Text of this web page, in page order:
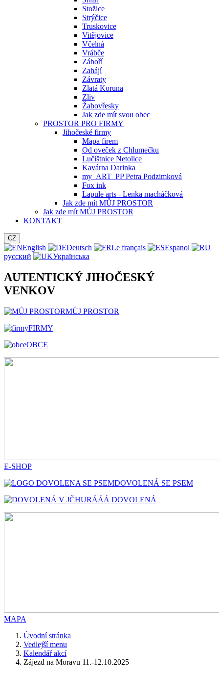
Stožice
Strýčice
Truskovice
Vitějovice
Včelná
Vrábče
Záboří
Zahájí
Závraty
Zlatá Koruna
Zliv
Žabovřesky
Jak zde mít svou obec
PROSTOR PRO FIRMY
Jihočeské firmy
Mapa firem
Od oveček z Chlumečku
Lučištnice Netolice
Kavárna Darinka
my_ART_PP Petra Podzimková
Fox ink
Lapule arts - Lenka macháčková
Jak zde mít MŮJ PROSTOR
Jak zde mít MŮJ PROSTOR
KONTAKT
CZ
English Deutsch Le français
Espanol
русский
Українська
AUTENTICKÝ JIHOČESKÝ
VENKOV
MŮJ PROSTOR
FIRMY
OBCE
E-SHOP
DOVOLENÁ SE PSEM
HURÁÁÁ DOVOLENÁ
MAPA
Úvodní stránka
Vedlejší menu
Kalendář akcí
Zájezd na Moravu 11.-12.10.2025